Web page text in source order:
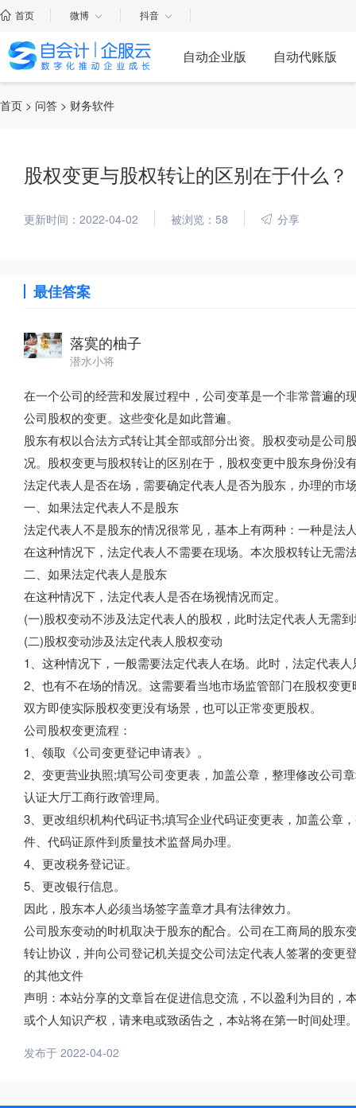
首页 微博 抖音
自动企业版 自动代账版
首页 > 问答 > 财务软件
股权变更与股权转让的区别在于什么？
更新时间：2022-04-02 被浏览：58 分享
最佳答案
落寞的柚子
潜水小将
在一个公司的经营和发展过程中，公司变革是一个非常普遍
公司股权的变更。这些变化是如此普遍。
股东有权以合法方式转让其全部或部分出资。股权变动是公
况。股权变更与股权转让的区别在于，股权变更中股东身份没
法定代表人是否在场，需要确定代表人是否为股东，办理的市
一、如果法定代表人不是股东
法定代表人不是股东的情况很常见，基本上有两种：一种是法
在这种情况下，法定代表人不需要在现场。本次股权转让无需
二、如果法定代表人是股东
在这种情况下，法定代表人是否在场视情况而定。
(一)股权变动不涉及法定代表人的股权，此时法定代表人无需
(二)股权变动涉及法定代表人股权变动
1、这种情况下，一般需要法定代表人在场。此时，法定代表
2、也有不在场的情况。这需要看当地市场监管部门在股权变
双方即使实际股权变更没有场景，也可以正常变更股权。
公司股权变更流程：
1、领取《公司变更登记申请表》。
2、变更营业执照;填写公司变更表，加盖公章，整理修改公司
认证大厅工商行政管理局。
3、更改组织机构代码证书;填写企业代码证变更表，加盖公章
件、代码证原件到质量技术监督局办理。
4、更改税务登记证。
5、更改银行信息。
因此，股东本人必须当场签字盖章才具有法律效力。
公司股东变动的时机取决于股东的配合。公司在工商局的股
转让协议，并向公司登记机关提交公司法定代表人签署的变
的其他文件
声明：本站分享的文章旨在促进信息交流，不以盈利为目的
或个人知识产权，请来电或致函告之，本站将在第一时间处理
发布于 2022-04-02